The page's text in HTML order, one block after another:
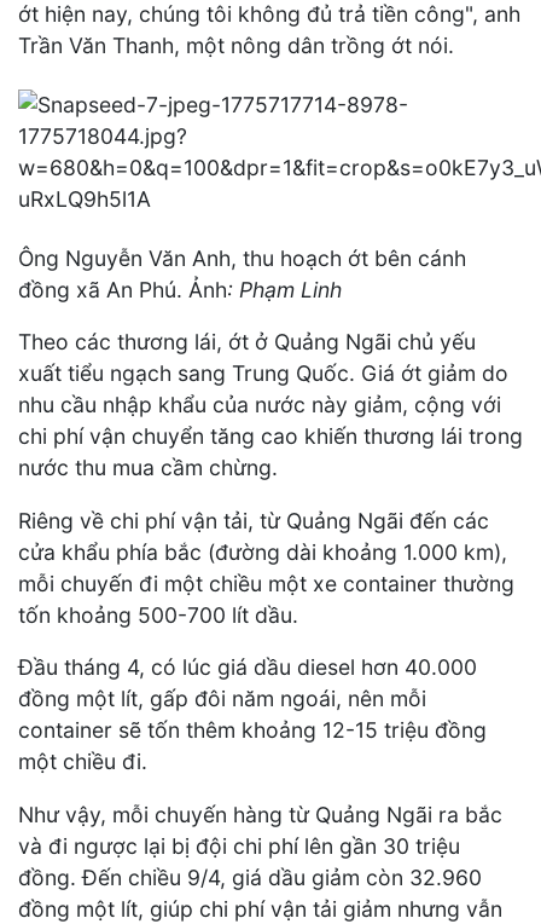
ớt hiện nay, chúng tôi không đủ trả tiền công", anh
Trần Văn Thanh, một nông dân trồng ớt nói.
Ông Nguyễn Văn Anh, thu hoạch ớt bên cánh
đồng xã An Phú. Ảnh: Phạm Linh
Theo các thương lái, ớt ở Quảng Ngãi chủ yếu
xuất tiểu ngạch sang Trung Quốc. Giá ớt giảm do
nhu cầu nhập khẩu của nước này giảm, cộng với
chi phí vận chuyển tăng cao khiến thương lái trong
nước thu mua cầm chừng.
Riêng về chi phí vận tải, từ Quảng Ngãi đến các
cửa khẩu phía bắc (đường dài khoảng 1.000 km),
mỗi chuyến đi một chiều một xe container thường
tốn khoảng 500-700 lít dầu.
Đầu tháng 4, có lúc giá dầu diesel hơn 40.000
đồng một lít, gấp đôi năm ngoái, nên mỗi
container sẽ tốn thêm khoảng 12-15 triệu đồng
một chiều đi.
Như vậy, mỗi chuyến hàng từ Quảng Ngãi ra bắc
và đi ngược lại bị đội chi phí lên gần 30 triệu
đồng. Đến chiều 9/4, giá dầu giảm còn 32.960
đồng một lít, giúp chi phí vận tải giảm nhưng vẫn